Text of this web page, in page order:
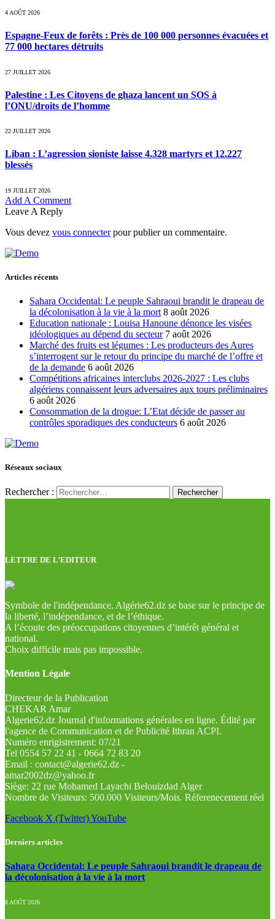
4 AOÛT 2026
Espagne-Feux de forêts : Près de 100 000 personnes évacuées et
77 000 hectares détruits
27 JUILLET 2026
Palestine : Les Citoyens de ghaza lancent un SOS à
l’ONU/droits de l’homme
22 JUILLET 2026
Liban : L’agression sioniste laisse 4.328 martyrs et 12.227
blessés
19 JUILLET 2026
Add A Comment
Leave A Reply
Vous devez vous connecterpour publier un commentaire.
Articles récents
Sahara Occidental: Le peuple Sahraoui brandit le drapeau de
la décolonisation à la vie à la mort 8 août 2026
Education nationale : Louisa Hanoune dénonce les visées
idéologiques au dépend du secteur 7 août 2026
Marché des fruits est légumes : Les producteurs des Aures
s’interrogent sur le retour du principe du marché de l’offre et
de la demande 6 août 2026
Compétitions africaines interclubs 2026-2027 : Les clubs
algériens connaissent leurs adversaires aux tours préliminaires
6 août 2026
Consommation de la drogue: L’Etat décide de passer au
contrôles sporadiques des conducteurs 6 août 2026
Réseaux sociaux
Rechercher :
LETTRE DE L’EDITEUR
Symbole de l'indépendance, Algérie62.dz se base sur le principe de
la liberté, l’indépendance, et de l’éthique.
A l’écoute des préoccupations citoyennes d’intérêt général et
national.
Choix difficile mais pas impossible.
Mention Légale
Directeur de la Publication
CHEKAR Amar
Algerie62.dz Journal d'informations générales en ligne. Édité par
l'agence de Communication et de Publicité Ithran ACPI.
Numéro enrigistrement: 07/21
Tel 0554 57 22 41 - 0664 72 83 20
Email : contact@algerie62.dz -
amar2002dz@yahoo.fr
Siège: 22 rue Mohamed Layachi Belouizdad Alger
Nombre de Visiteurs: 500.000 Visiteurs/Mois. Réferenecement réel
Facebook X (Twitter)YouTube
Derniers articles
Sahara Occidental: Le peuple Sahraoui brandit le drapeau de
la décolonisation à la vie à la mort
8 AOÛT 2026